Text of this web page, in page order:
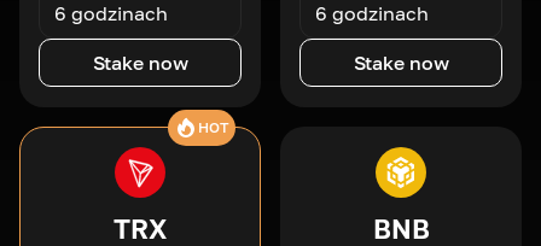
6 godzinach
Stake now
6 godzinach
Stake now
HOT
TRX BNB